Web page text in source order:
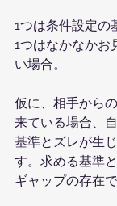
1つは条件設定の
1つはなかなかお
い場合。
仮に、相手から
来ている場合、
基準とズレが生
す。求める基準
ギャップの存在で